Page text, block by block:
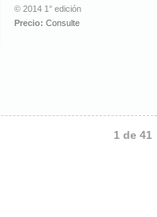
© 2014 1° edición
Precio: Consulte
1 de 41